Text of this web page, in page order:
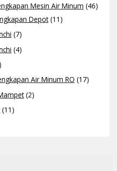
Mesin Air Minum (46)
Depot(11)
(7)
(4)
Air Minum RO (17)
(2)
(11)